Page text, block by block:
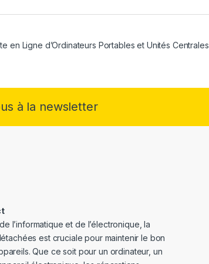
en Ligne d’Ordinateurs Portables et Unités Centrales
à la newsletter
l’informatique et de l’électronique, la
est cruciale pour maintenir le bon
Que ce soit pour un ordinateur, un